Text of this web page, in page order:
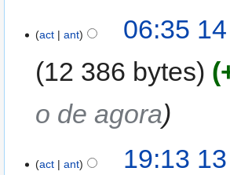
act ant
06:35
12 386 bytes
o de agora
act ant
19:13